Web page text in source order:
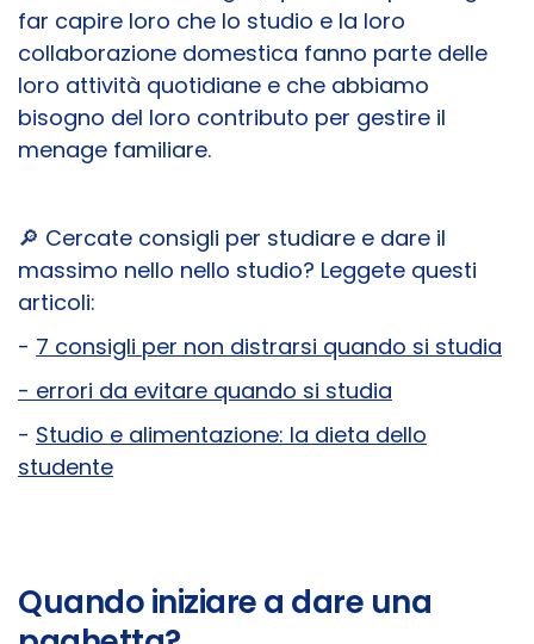
far capire loro che lo studio e la loro
collaborazione domestica fanno parte delle
loro attività quotidiane e che abbiamo
bisogno del loro contributo per gestire il
menage familiare.
🔎 Cercate consigli per studiare e dare il
massimo nello nello studio? Leggete questi
articoli:
- 7 consigli per non distrarsi quando si studia
- errori da evitare quando si studia
- Studio e alimentazione: la dieta dello
studente
Quando iniziare a dare una